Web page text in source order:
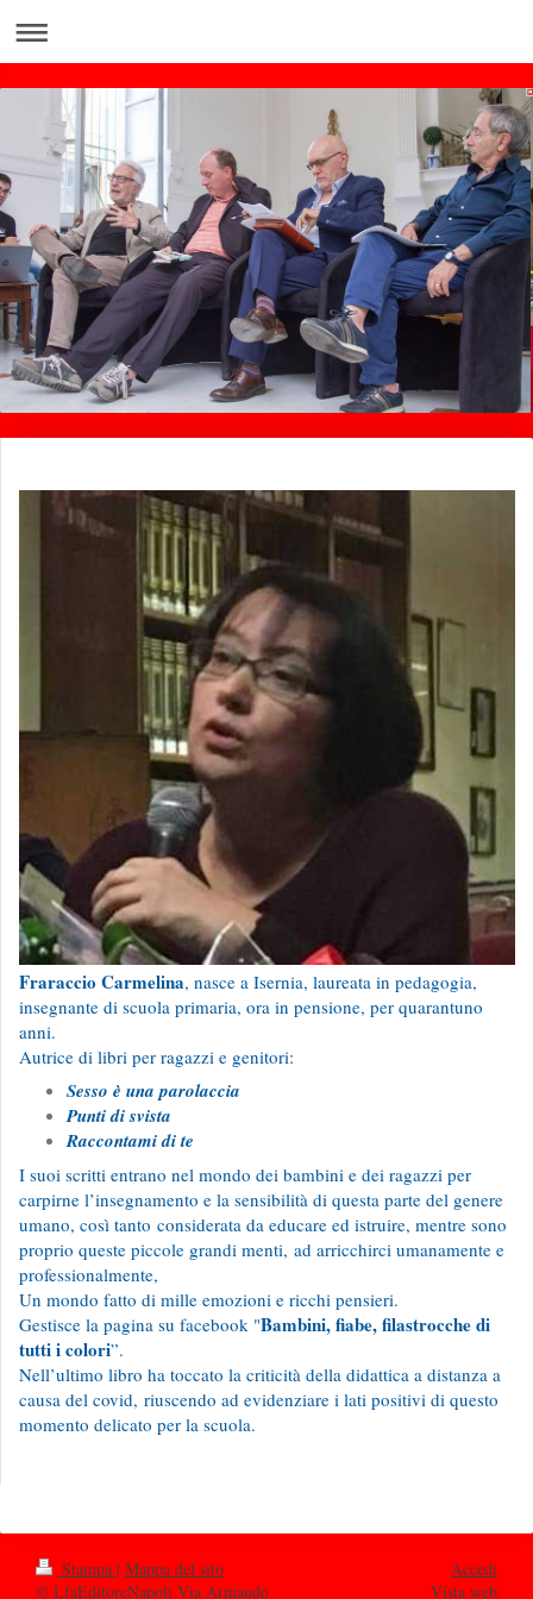
Fraraccio Carmelina, nasce a Isernia, laureata in pedagogia,
insegnante di scuola primaria, ora in pensione, per quarantuno
anni.
Autrice di libri per ragazzi e genitori:
Sesso è una parolaccia
Punti di svista
Raccontami di te
I suoi scritti entrano nel mondo dei bambini e dei ragazzi per
carpirne l’insegnamento e la sensibilità di questa parte del genere
umano, così tanto considerata da educare ed istruire, mentre sono
proprio queste piccole grandi menti, ad arricchirci umanamente e
professionalmente,
Un mondo fatto di mille emozioni e ricchi pensieri.
Gestisce la pagina su facebook "Bambini, fiabe, filastrocche di
tutti i colori”.
Nell’ultimo libro ha toccato la criticità della didattica a distanza a
causa del covid, riuscendo ad evidenziare i lati positivi di questo
momento delicato per la scuola.
Stampa | Mappa del sito
© LfaEditoreNapoli Via Armando
Accedi
Vista web